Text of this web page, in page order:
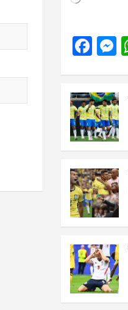
F
b
o
o
k
n
g
er